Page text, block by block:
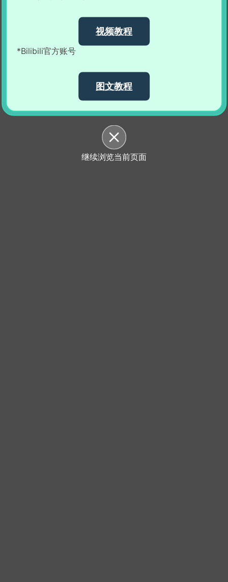
视频教程
*Bilibili官方账号
图文教程
继续浏览当前页面